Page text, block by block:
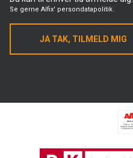
Se gerne Alfix' persondatapolitik.
JA TAK, TILMELD MIG